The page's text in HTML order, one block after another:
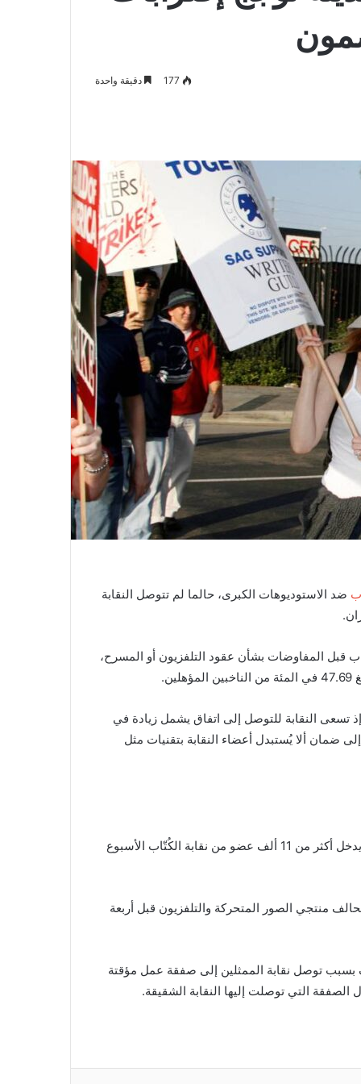
177 دقيقة واحدة
ضد الاستوديوهات الكبرى، حالما لم تتوصل النقابة
الإذن بالإضراب قبل المفاوضات بشأن عقود التلفزيون أو المسرح،
تسعى النقابة للتوصل إلى اتفاق يشمل زيادة في
ضمان ألا يُستبدل أعضاء النقابة بتقنيات مثل
وينادي الممثلون بالقضايا نفسها تقريباً التي ينادي بها الكُتّاب، إذ يدخل أكثر من 11 ألف عضو من نقابة الكُتّاب الأسبوع
منتجي الصور المتحركة والتلفزيون قبل أربعة
بسبب توصل نقابة الممثلين إلى صفقة عمل مؤقتة
الصفقة التي توصلت إليها النقابة الشقيقة.